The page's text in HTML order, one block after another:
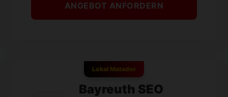
ANGEBOT ANFORDERN
Lokal Matador
Bayreuth SEO